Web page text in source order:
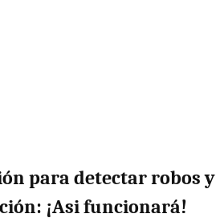
para detectar robos y
¡Asi funcionará!